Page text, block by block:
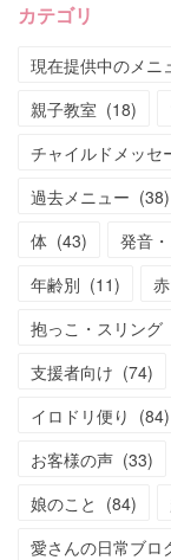
カテゴリ
現在提供中のメニ
親子教室 (18)
チャイルドメッセ
過去メニュー (38)
体 (43) 発音
年齢別 (11)
抱っこ・スリング
支援者向け (74)
イロドリ便り (84)
お客様の声 (33)
娘のこと (84)
愛さんの日常ブロ